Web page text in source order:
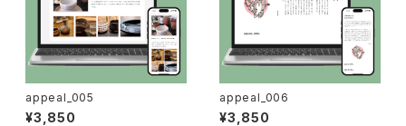
appeal_005
¥3,850
appeal_006
¥3,850